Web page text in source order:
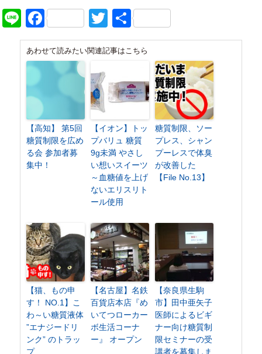
LineFacebookTwitter
共
有
あわせて読みたい関連記事はこちら
【高知】 第5回
糖質制限を広め
る会 参加者募
集中！
【イオン】トッ
プバリュ 糖質
9g未満 やさし
い想いスイーツ
～血糖値を上げ
ないエリスリト
ール使用
糖質制限、ソー
プレス、シャン
プーレスで体臭
が改善した
【File No.13】
【猫、もの申
す！ NO.1】こ
わ～い糖質液体
”エナジードリ
ンク” のトラッ
プ
【名古屋】名鉄
百貨店本店『め
いてつローカー
ボ生活コーナ
ー』 オープン
【奈良県生駒
市】田中亜矢子
医師によるビギ
ナー向け糖質制
限セミナーの受
講者を募集しま